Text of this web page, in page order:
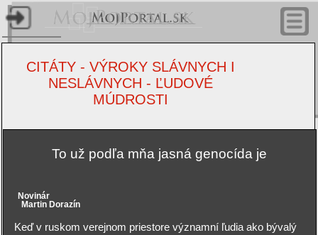
CITÁTY - VÝROKY SLÁVNYCH I
NESLÁVNYCH - ĽUDOVÉ
MÚDROSTI
To už podľa mňa jasná genocída je
Novinár
Martin Dorazín
Keď v ruskom verejnom priestore významní ľudia ako bývalý